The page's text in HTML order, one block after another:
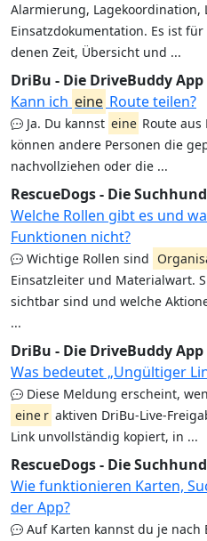
Alarmierung, Lagekoordination,
Einsatzdokumentation. Es ist
denen Zeit, Übersicht und ...
DriBu - Die DriveBuddy
Kann ich eine Route teilen?
Ja. Du kannst eine Route
können andere Personen die
nachvollziehen oder die ...
RescueDogs - Die
Welche Rollen gibt es und
Funktionen nicht?
Wichtige Rollen sind
Einsatzleiter und Materialwart.
sichtbar sind und welche
...
DriBu - Die DriveBuddy
Was bedeutet „Ungültiger
Diese Meldung erscheint,
eine r aktiven DriBu-Live-
Link unvollständig kopiert, in ...
RescueDogs - Die
Wie funktionieren Karten,
der App?
Auf Karten kannst du je nach